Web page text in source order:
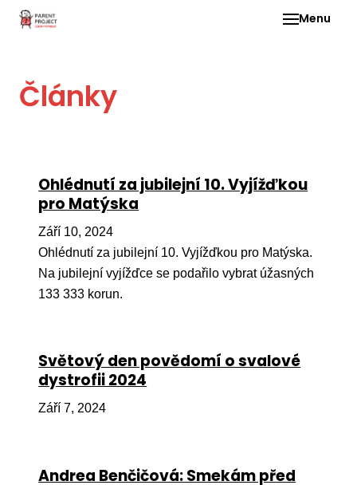
Menu
Články
Ohlédnutí za jubilejní 10. Vyjížďkou
pro Matýska
Září 10, 2024
Ohlédnutí za jubilejní 10. Vyjížďkou pro Matýska.
Na jubilejní vyjížďce se podařilo vybrat úžasných
133 333 korun.
Světový den povědomí o svalové
dystrofii 2024
Září 7, 2024
Andrea Benčičová: Smekám před